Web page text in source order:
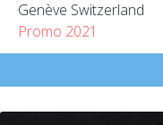
Genève Switzerland
Promo 2021